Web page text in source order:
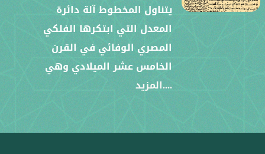
يتناول المخطوط آلة دائرة
المعدل التي ابتكرها الفلكي
المصري الوفائي في القرن
الخامس عشر الميلادي وهي
....المزيد